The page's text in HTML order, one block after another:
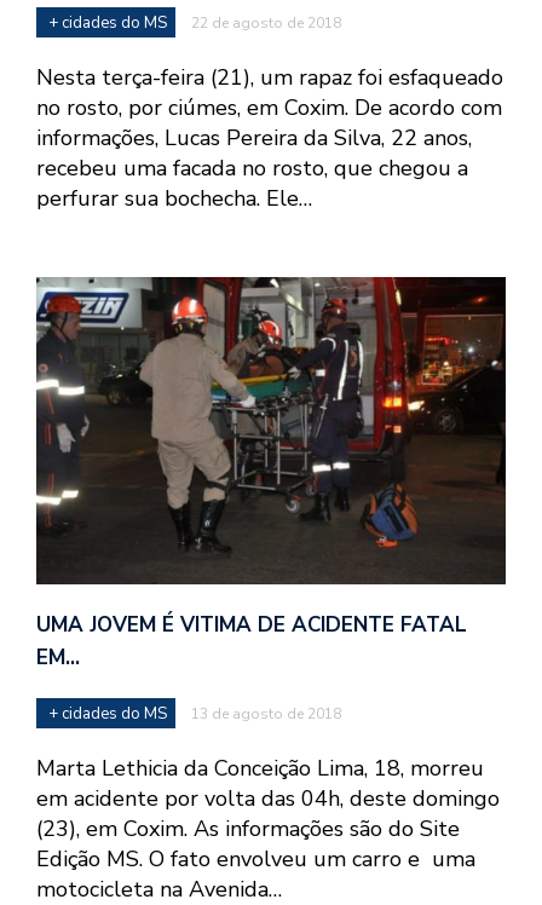
+ cidades do MS 22 de agosto de 2018
Nesta terça-feira (21), um rapaz foi esfaqueado
no rosto, por ciúmes, em Coxim. De acordo com
informações, Lucas Pereira da Silva, 22 anos,
recebeu uma facada no rosto, que chegou a
perfurar sua bochecha. Ele…
UMA JOVEM É VITIMA DE ACIDENTE FATAL
EM…
+ cidades do MS 13 de agosto de 2018
Marta Lethicia da Conceição Lima, 18, morreu
em acidente por volta das 04h, deste domingo
(23), em Coxim. As informações são do Site
Edição MS. O fato envolveu um carro e uma
motocicleta na Avenida…